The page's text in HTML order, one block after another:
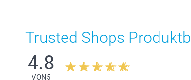
Trusted Shops
4.8
VON5